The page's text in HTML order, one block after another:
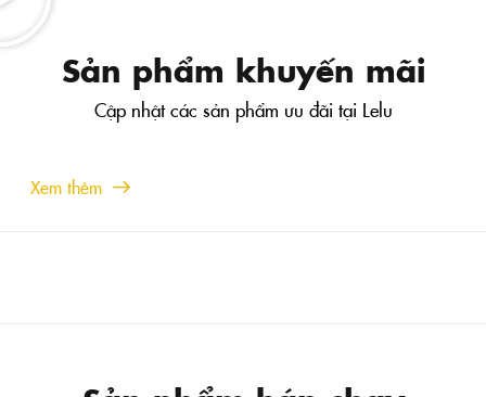
Sản phẩm khuyến mãi
Cập nhật các sản phẩm ưu đãi tại Lelu
Xem thêm